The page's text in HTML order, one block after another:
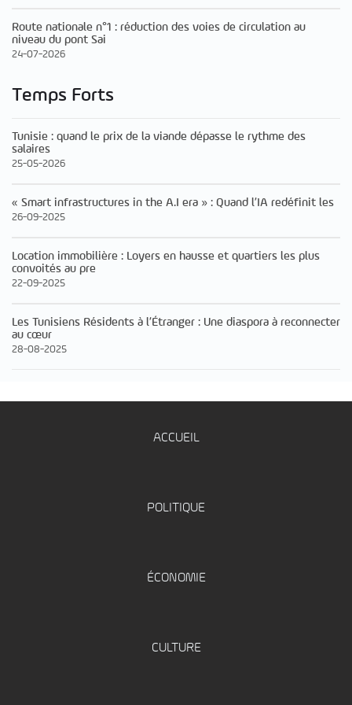
Route nationale n°1 : réduction des voies de circulation au
niveau du pont Sai
24-07-2026
Temps Forts
Tunisie : quand le prix de la viande dépasse le rythme des
salaires
25-05-2026
« Smart infrastructures in the A.I era » : Quand l’IA redéfinit les
26-09-2025
Location immobilière : Loyers en hausse et quartiers les plus
convoités au pre
22-09-2025
Les Tunisiens Résidents à l’Étranger : Une diaspora à reconnecter
au cœur
28-08-2025
ACCUEIL
POLITIQUE
ÉCONOMIE
CULTURE